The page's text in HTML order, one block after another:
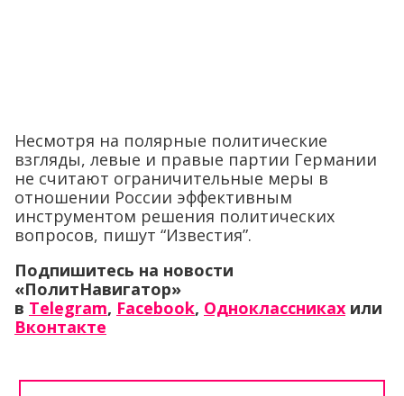
Несмотря на полярные политические
взгляды, левые и правые партии Германии
не считают ограничительные меры в
отношении России эффективным
инструментом решения политических
вопросов, пишут “Известия”.
Подпишитесь на новости
«ПолитНавигатор»
в Telegram, Facebook, Одноклассниках или
Вконтакте